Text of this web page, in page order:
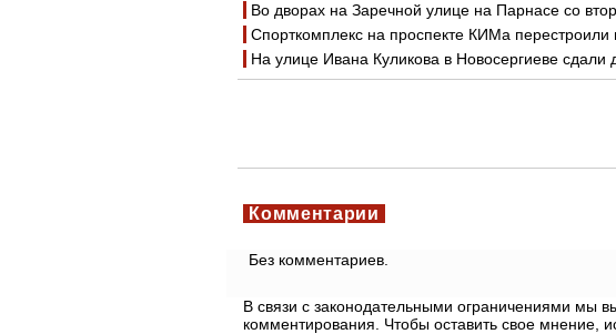
Во дворах на Заречной улице на Парнасе со
Спорткомплекс на проспекте КИМа перестроили
На улице Ивана Куликова в Новосергиеве сдали
Комментарии
Без комментариев.
В связи с законодательными ограничениями мы
комментирования. Чтобы оставить свое мнение,